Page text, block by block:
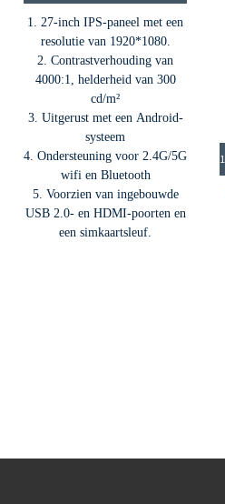
1. 27-inch IPS-paneel met een
resolutie van 1920*1080.
2. Contrastverhouding van
4000:1, helderheid van 300
cd/m²
3. Uitgerust met een Android-
systeem
4. Ondersteuning voor 2.4G/5G
wifi en Bluetooth
5. Voorzien van ingebouwde
USB 2.0- en HDMI-poorten en
een simkaartsleuf.